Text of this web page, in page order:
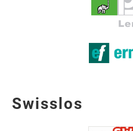
Swisslos